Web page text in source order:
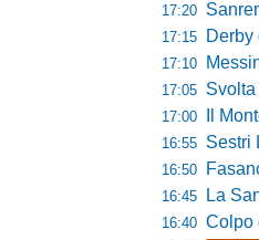
17:20
17:15 Derby
17:10
17:05 Svolta
17:00 Il
16:55 Sestri
16:50 Fasano,
16:45 La
16:40 Colpo